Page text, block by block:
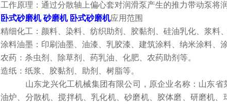
工作原理：通过分散轴上偏心套对润滑泵产生的推力带动泵将
卧式砂磨机 砂磨机 卧式砂磨机应用范围
精细化工：颜料、染料、纺织助剂、胶黏剂、硅油乳化、浆料
涂料油墨：印刷油墨、油漆、乳胶漆、建筑涂料、纳米涂料、
农药：杀虫剂、除草剂、药乳油、化肥、农药助剂等。
造纸：纸浆、胶黏剂、助剂、树脂等。
山东龙兴化工机械集团有限公司，原企业名称：山东省
油炉、分散机、搅拌机、乳化机、砂磨机、胶体磨、研磨机